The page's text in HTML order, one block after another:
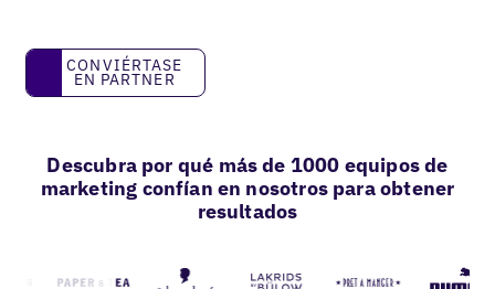
Conviértase en partner
CONVIÉRTASE
EN PARTNER
Descubra por qué más de 1000 equipos de
marketing confían en nosotros para obtener
resultados